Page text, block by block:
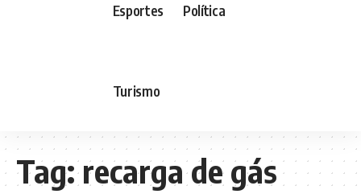
Esportes Política
Turismo
Tag:recarga de gás